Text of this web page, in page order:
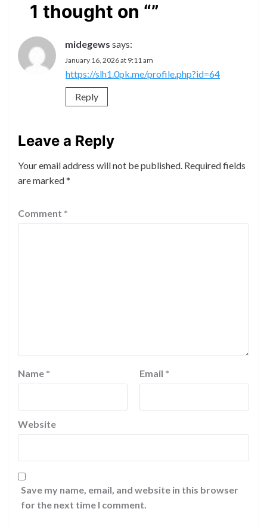
1 thought on “”
midegews says:
January 16, 2026 at 9:11 am
https://slh1.0pk.me/profile.php?id=64
Reply
Leave a Reply
Your email address will not be published. Required fields
are marked*
Comment *
Name * Email *
Website
Save my name, email, and website in this browser
for the next time I comment.